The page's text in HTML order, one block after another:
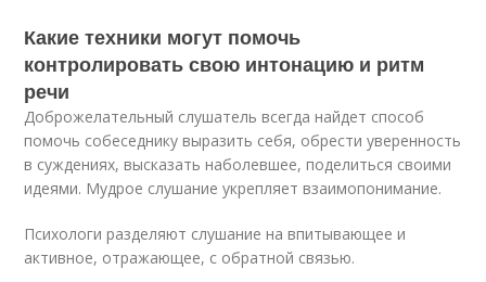
Какие техники могут помочь
контролировать свою интонацию и ритм
речи
Доброжелательный слушатель всегда найдет способ
помочь собеседнику выразить себя, обрести уверенность
в суждениях, высказать наболевшее, поделиться своими
идеями. Мудрое слушание укрепляет взаимопонимание.
Психологи разделяют слушание на впитывающее и
активное, отражающее, с обратной связью.